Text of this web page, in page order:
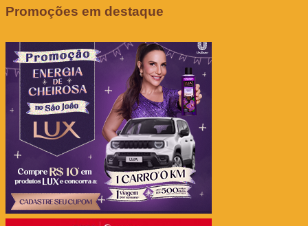
Promoções em destaque